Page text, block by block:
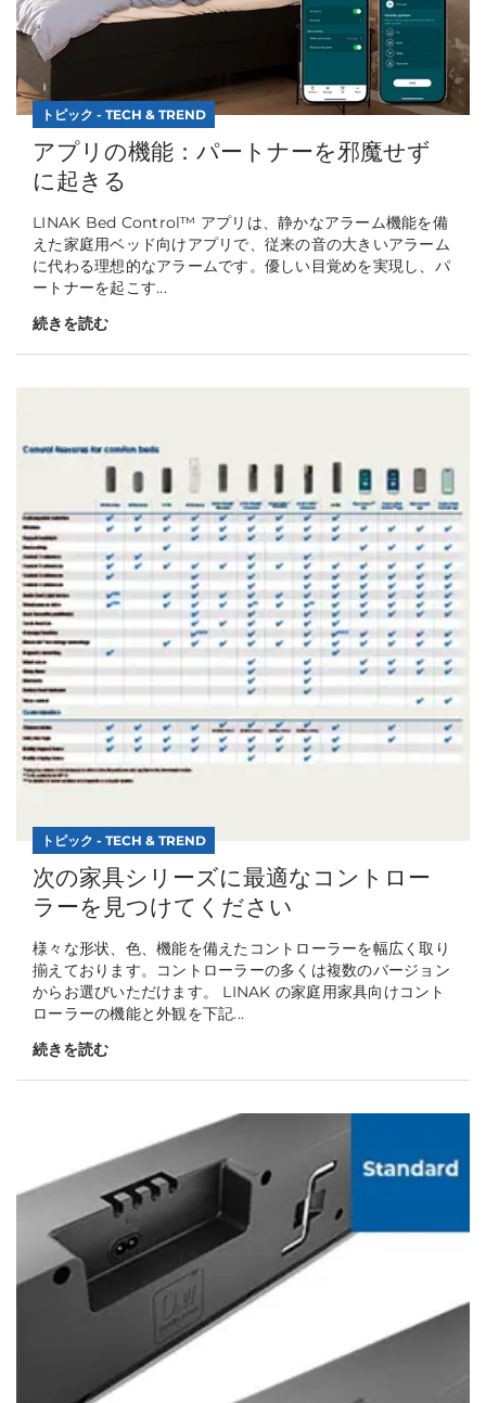
トピック - TECH & TREND
アプリの機能：パートナーを邪魔せず
に起きる
LINAK Bed Control™ アプリは、静かなアラーム機能を備
えた家庭用ベッド向けアプリで、従来の音の大きいアラーム
に代わる理想的なアラームです。優しい目覚めを実現し、パ
ートナーを起こす...
続きを読む
トピック - TECH & TREND
次の家具シリーズに最適なコントロー
ラーを見つけてください
様々な形状、色、機能を備えたコントローラーを幅広く取り
揃えております。コントローラーの多くは複数のバージョン
からお選びいただけます。 LINAK の家庭用家具向けコント
ローラーの機能と外観を下記...
続きを読む